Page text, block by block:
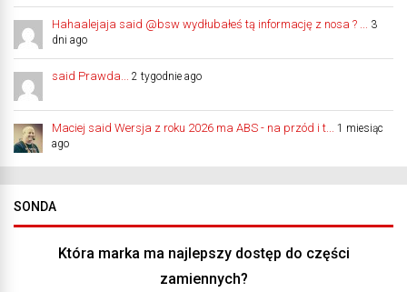
Hahaalejaja said @bsw wydłubałeś tą informację z nosa ? ...
3
dni ago
said Prawda... 2 tygodnie ago
Maciej said Wersja z roku 2026 ma ABS - na przód i t...
1 miesiąc
ago
SONDA
Która marka ma najlepszy dostęp do części
zamiennych?